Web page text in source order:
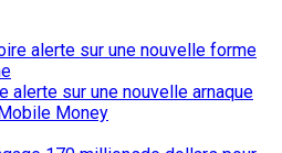
alerte sur une nouvelle arnaque
Money